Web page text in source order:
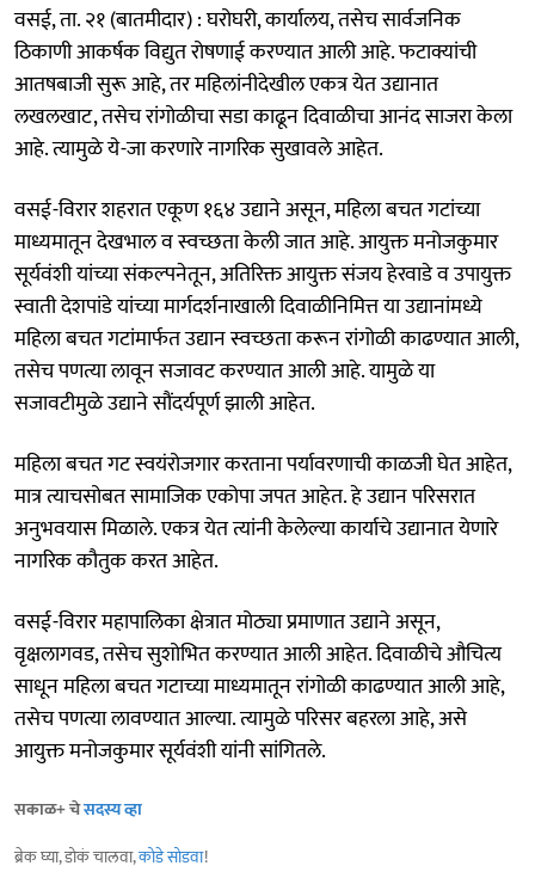
वसई, ता. २१ (बातमीदार) : घरोघरी, कार्यालय, तसेच सार्वजनिक
ठिकाणी आकर्षक विद्युत रोषणाई करण्यात आली आहे. फटाक्यांची
आतषबाजी सुरू आहे, तर महिलांनीदेखील एकत्र येत उद्यानात
लखलखाट, तसेच रांगोळीचा सडा काढून दिवाळीचा आनंद साजरा केला
आहे. त्यामुळे ये-जा करणारे नागरिक सुखावले आहेत.
वसई-विरार शहरात एकूण १६४ उद्याने असून, महिला बचत गटांच्या
माध्यमातून देखभाल व स्वच्छता केली जात आहे. आयुक्त मनोजकुमार
सूर्यवंशी यांच्या संकल्पनेतून, अतिरिक्त आयुक्त संजय हेरवाडे व उपायुक्त
स्वाती देशपांडे यांच्या मार्गदर्शनाखाली दिवाळीनिमित्त या उद्यानांमध्ये
महिला बचत गटांमार्फत उद्यान स्वच्छता करून रांगोळी काढण्यात आली,
तसेच पणत्या लावून सजावट करण्यात आली आहे. यामुळे या
सजावटीमुळे उद्याने सौंदर्यपूर्ण झाली आहेत.
महिला बचत गट स्वयंरोजगार करताना पर्यावरणाची काळजी घेत आहेत,
मात्र त्याचसोबत सामाजिक एकोपा जपत आहेत. हे उद्यान परिसरात
अनुभवयास मिळाले. एकत्र येत त्यांनी केलेल्या कार्याचे उद्यानात येणारे
नागरिक कौतुक करत आहेत.
वसई-विरार महापालिका क्षेत्रात मोठ्या प्रमाणात उद्याने असून,
वृक्षलागवड, तसेच सुशोभित करण्यात आली आहेत. दिवाळीचे औचित्य
साधून महिला बचत गटाच्या माध्यमातून रांगोळी काढण्यात आली आहे,
तसेच पणत्या लावण्यात आल्या. त्यामुळे परिसर बहरला आहे, असे
आयुक्त मनोजकुमार सूर्यवंशी यांनी सांगितले.
सकाळ+ चेसदस्य व्हा
ब्रेक घ्या, डोकं चालवा,कोडे सोडवा!